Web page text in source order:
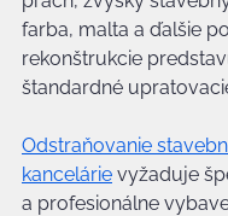
farba, malta a ďalšie
rekonštrukcie
štandardné
Odstraňovanie
kancelárie vyžaduje
a profesionálne